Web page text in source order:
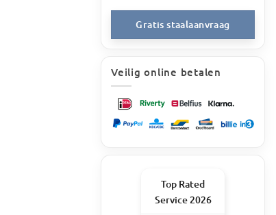
Gratis staalaanvraag
Veilig online betalen
Top Rated
Service 2026